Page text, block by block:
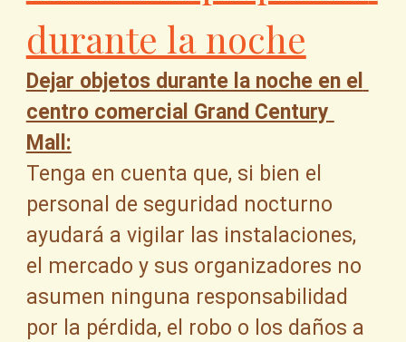
durante la noche
Dejar objetos durante la noche en el
centro comercial Grand Century
Mall:
Tenga en cuenta que, si bien el
personal de seguridad nocturno
ayudará a vigilar las instalaciones,
el mercado y sus organizadores no
asumen ninguna responsabilidad
por la pérdida, el robo o los daños a